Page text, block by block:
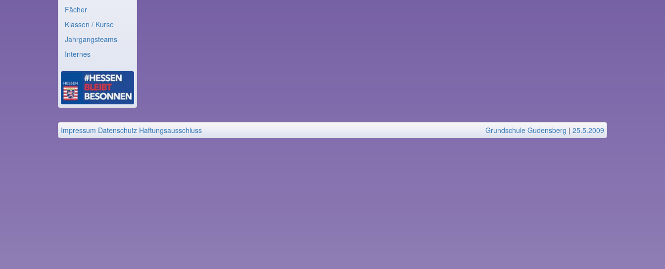
Fächer
Klassen / Kurse
Jahrgangsteams
Internes
Impressum Datenschutz Haftungsausschluss Grundschule Gudensberg | 25.5.2009